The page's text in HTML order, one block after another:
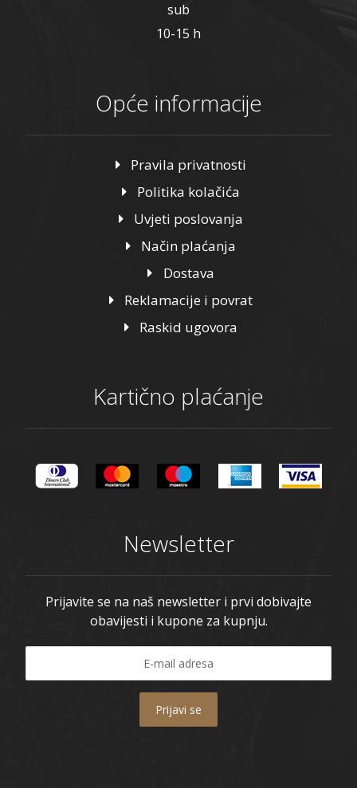
sub
10-15 h
Opće informacije
Pravila privatnosti
Politika kolačića
Uvjeti poslovanja
Način plaćanja
Dostava
Reklamacije i povrat
Raskid ugovora
Kartično plaćanje
Newsletter
Prijavite se na naš newsletter i prvi dobivajte
obavijesti i kupone za kupnju.
Prijavi se